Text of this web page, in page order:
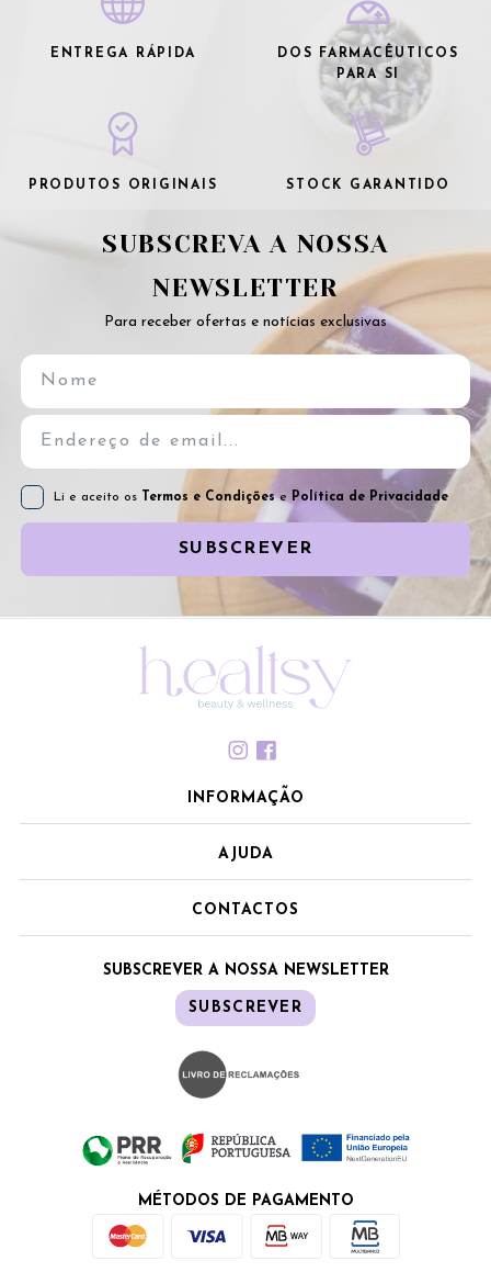
ENTREGA RÁPIDA
DOS FARMACÊUTICOS
PARA SI
PRODUTOS ORIGINAIS STOCK GARANTIDO
SUBSCREVA A NOSSA
NEWSLETTER
Para receber ofertas e notícias exclusivas
Li e aceito os Termos e Condiçõese Política de Privacidade
SUBSCREVER
INFORMAÇÃO
AJUDA
CONTACTOS
SUBSCREVER A NOSSA NEWSLETTER
SUBSCREVER
MÉTODOS DE PAGAMENTO